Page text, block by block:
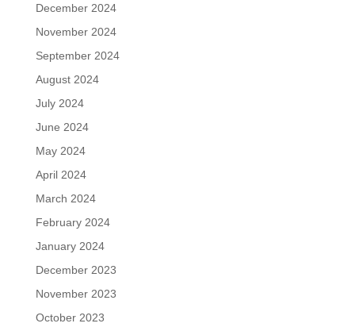
December 2024
November 2024
September 2024
August 2024
July 2024
June 2024
May 2024
April 2024
March 2024
February 2024
January 2024
December 2023
November 2023
October 2023